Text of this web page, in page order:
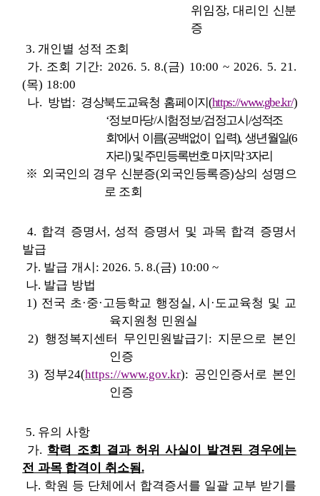
위임장,대리인 신분
증
3.개인별 성적 조회
가. 조회 기간: 2026. 5. 8.(금) 10:00 ~ 2026. 5. 21.
(목) 18:00
나. 방법: 경상북도교육청 홈페이지(https://www.gbe.kr/)
‘정보마당/시험정보/검정고시/성적조
회’에서 이름(공백없이 입력),생년월일(6
자리)및 주민등록번호 마지막3자리
※ 외국인의 경우 신분증(외국인등록증)상의 성명으
로 조회
4. 합격 증명서 , 성적 증명서 및 과목 합격 증명서
발급
가. 발급 개시 : 2026. 5. 8.(금) 10:00 ~
나. 발급 방법
1) 전국 초·중·고등학교 행정실,시 ·도교육청 및 교
육지원청 민원실
2) 행정복지센터 무인민원발급기 : 지문으로 본인
인증
3) 정부24(https://www.gov.kr): 공인인증서로 본인
인증
5. 유의 사항
가. 학력 조회 결과 허위 사실이 발견된 경우에는
전 과목 합격이 취소됨.
나. 학원 등 단체에서 합격증서를 일괄 교부 받기를